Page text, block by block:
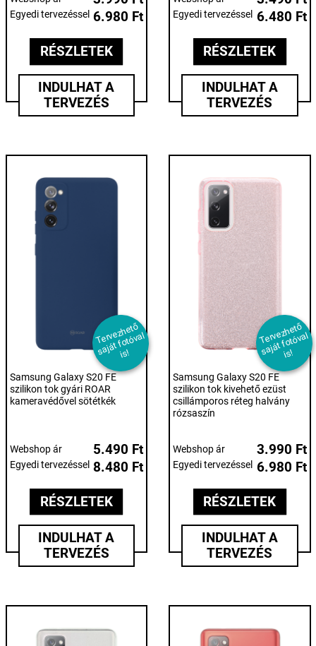
Egyedi tervezéssel 6.980 Ft
RÉSZLETEK
INDULHAT A
TERVEZÉS
Egyedi tervezéssel 6.480 Ft
RÉSZLETEK
INDULHAT A
TERVEZÉS
T
er
v
e
z
h
et
ő
s
aj
át f
ot
ó
v
al
i
s!
Samsung Galaxy S20 FE
szilikon tok gyári ROAR
kameravédővel sötétkék
Webshop ár 5.490 Ft
Egyedi tervezéssel 8.480 Ft
RÉSZLETEK
INDULHAT A
TERVEZÉS
T
er
v
e
z
h
et
ő
s
aj
át f
ot
ó
v
al
i
s!
Samsung Galaxy S20 FE
szilikon tok kivehető ezüst
csillámporos réteg halvány
rózsaszín
Webshop ár 3.990 Ft
Egyedi tervezéssel 6.980 Ft
RÉSZLETEK
INDULHAT A
TERVEZÉS